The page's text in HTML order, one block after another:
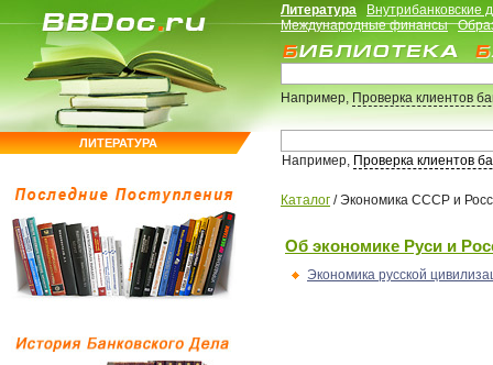
ЛИТЕРАТУРА
Литература
Внутрибанковские
Международные финансы
Например,Проверка клиентов
Например, Проверка клиентов
Каталог /Экономика СССР и
Об экономике Руси и
Экономика русской